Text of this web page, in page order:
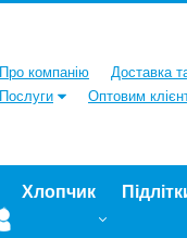
Про компанію Доставка
Послуги
Оптовим
Хлопчик